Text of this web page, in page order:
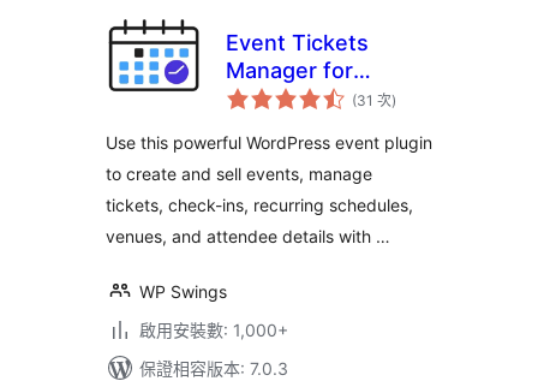
Event Tickets
Manager for
WooCommerce
(31 次評
分
數
)
Use this powerful WordPress event plugin
to create and sell events, manage
tickets, check-ins, recurring schedules,
venues, and attendee details with …
WP Swings
啟用安裝數: 1,000+
保證相容版本: 7.0.3